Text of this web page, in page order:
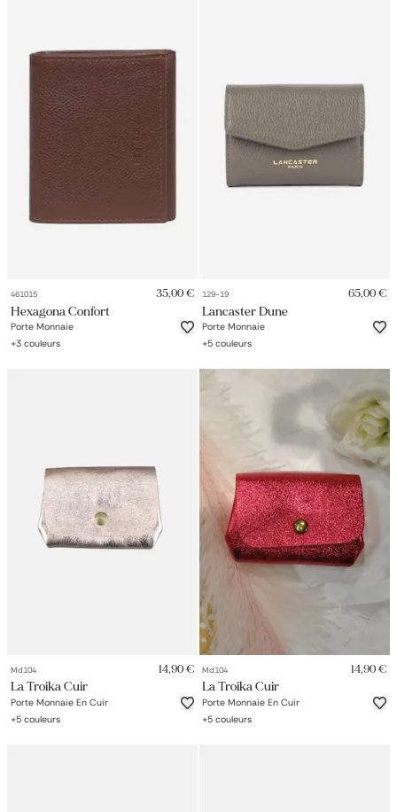
461015 35,00 €
Hexagona Confort
Porte Monnaie
+3 couleurs
129-19 65,00 €
Lancaster Dune
Porte Monnaie
+5 couleurs
Md104 14,90 €
La Troika Cuir
Porte Monnaie En Cuir
+5 couleurs
Md104 14,90 €
La Troika Cuir
Porte Monnaie En Cuir
+5 couleurs